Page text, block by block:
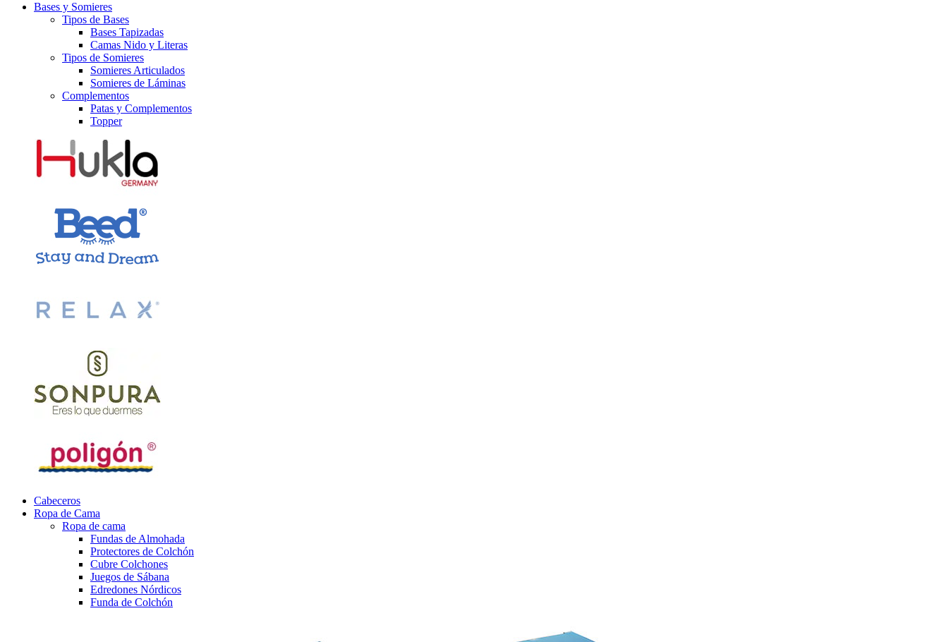
Bases y Somieres
Tipos de Bases
Bases Tapizadas
Camas Nido y Literas
Tipos de Somieres
Somieres Articulados
Somieres de Láminas
Complementos
Patas y Complementos
Topper
Cabeceros
Ropa de Cama
Ropa de cama
Fundas de Almohada
Protectores de Colchón
Cubre Colchones
Juegos de Sábana
Edredones Nórdicos
Funda de Colchón